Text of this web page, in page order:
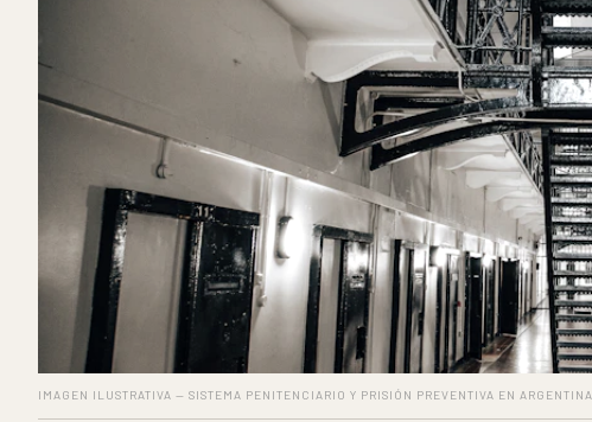
IMAGEN ILUSTRATIVA — SISTEMA PENITENCIARIO Y PRISIÓN PREVENTIVA EN ARGENTINA